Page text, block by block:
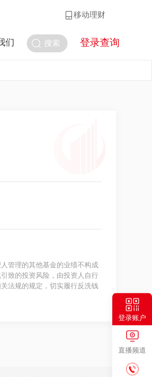
登录账户
直播频道
移动理财
搜索 登录查询
们
管理的其他基金的业绩不构成
致的投资风险，由投资人自行
法规的规定，切实履行反洗钱